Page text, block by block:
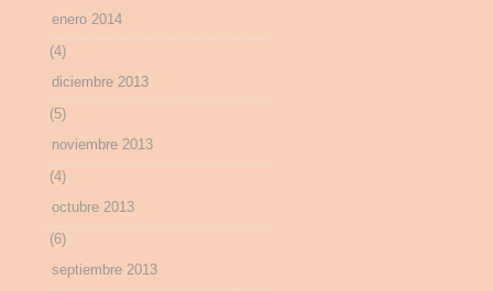
enero 2014
(4)
diciembre 2013
(5)
noviembre 2013
(4)
octubre 2013
(6)
septiembre 2013